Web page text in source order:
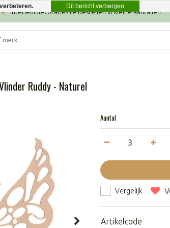
Interieurdecoraties te bestellen in kleine aantallen
Ruddy - Naturel
Aantal
Vergelijk
Artikelcode
Dit bericht verbergen